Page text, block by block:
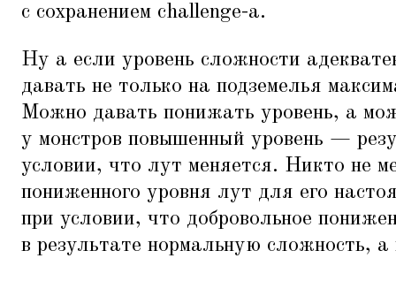
с сохранением challenge-а.
Ну а если уровень сложности
давать не только на подземелья
Можно давать понижать уровень, а
у монстров повышенный уровень —
условии, что лут меняется. Никто не
пониженного уровня лут для его
при условии, что добровольное
в результате нормальную сложность,